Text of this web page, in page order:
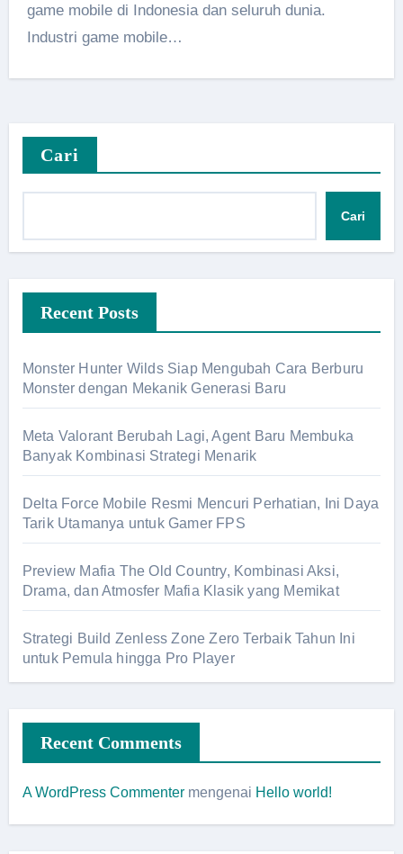
game mobile di Indonesia dan seluruh dunia.
Industri game mobile…
Cari
Cari
Recent Posts
Monster Hunter Wilds Siap Mengubah Cara Berburu
Monster dengan Mekanik Generasi Baru
Meta Valorant Berubah Lagi, Agent Baru Membuka
Banyak Kombinasi Strategi Menarik
Delta Force Mobile Resmi Mencuri Perhatian, Ini Daya
Tarik Utamanya untuk Gamer FPS
Preview Mafia The Old Country, Kombinasi Aksi,
Drama, dan Atmosfer Mafia Klasik yang Memikat
Strategi Build Zenless Zone Zero Terbaik Tahun Ini
untuk Pemula hingga Pro Player
Recent Comments
A WordPress Commentermengenai Hello world!